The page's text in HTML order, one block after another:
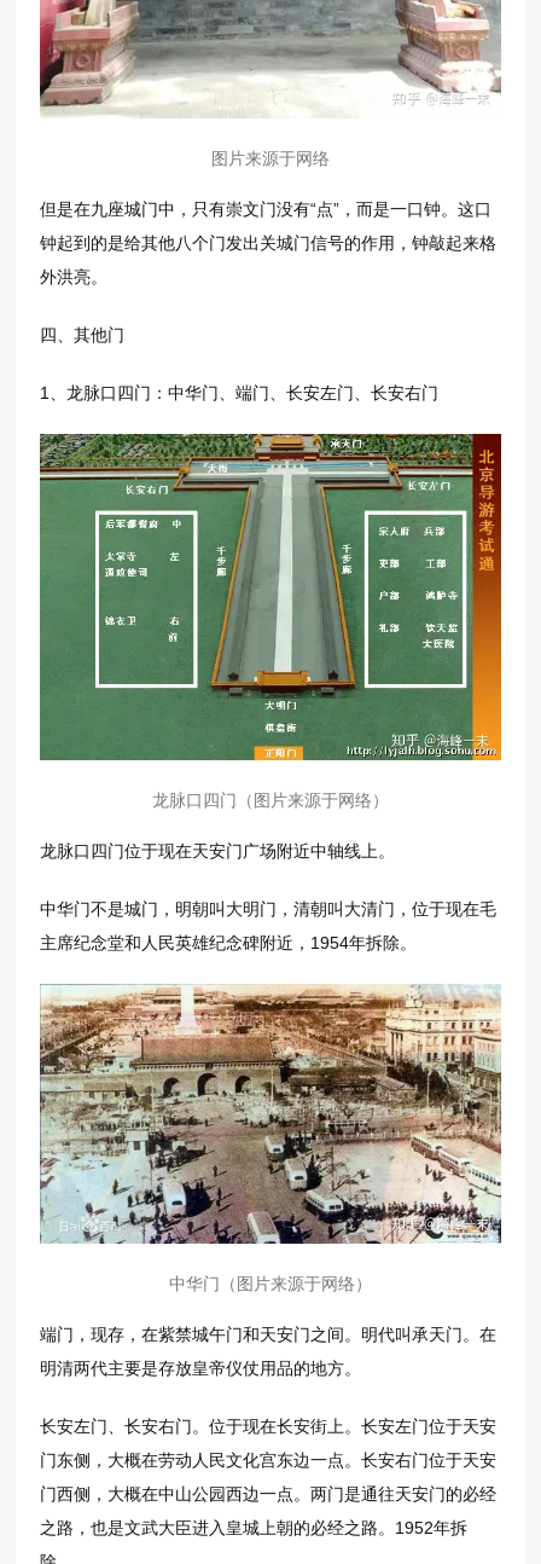
图片来源于网络
但是在九座城门中，只有崇文门没有“点”，而是一口钟。这口
钟起到的是给其他八个门发出关城门信号的作用，钟敲起来格
外洪亮。
四、其他门
1、龙脉口四门：中华门、端门、长安左门、长安右门
龙脉口四门（图片来源于网络）
龙脉口四门位于现在天安门广场附近中轴线上。
中华门不是城门，明朝叫大明门，清朝叫大清门，位于现在毛
主席纪念堂和人民英雄纪念碑附近，1954年拆除。
中华门（图片来源于网络）
端门，现存，在紫禁城午门和天安门之间。明代叫承天门。在
明清两代主要是存放皇帝仪仗用品的地方。
长安左门、长安右门。位于现在长安街上。长安左门位于天安
门东侧，大概在劳动人民文化宫东边一点。长安右门位于天安
门西侧，大概在中山公园西边一点。两门是通往天安门的必经
之路，也是文武大臣进入皇城上朝的必经之路。1952年拆